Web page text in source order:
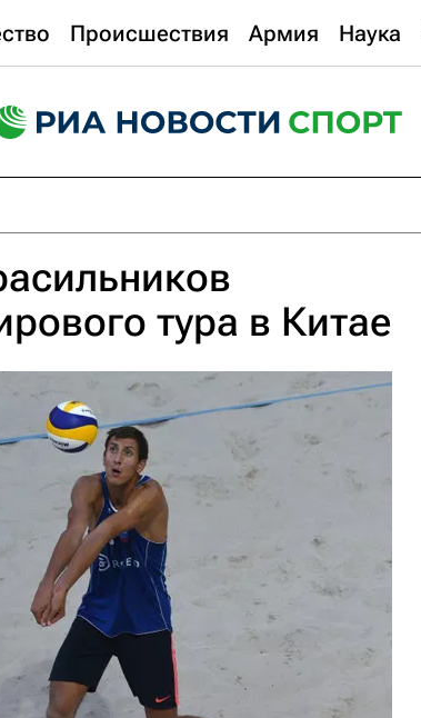
Происшествия Армия Наука
тура в Китае